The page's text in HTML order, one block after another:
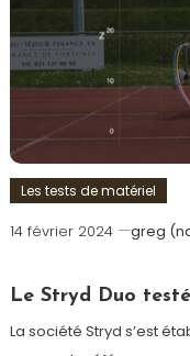
Les tests de matériel
14 février 2024 greg
Le Stryd Duo
La société Stryd s’est